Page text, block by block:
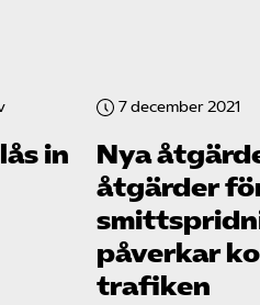
in
7 december 2021
Nya
åtgärder
påverkar
trafiken